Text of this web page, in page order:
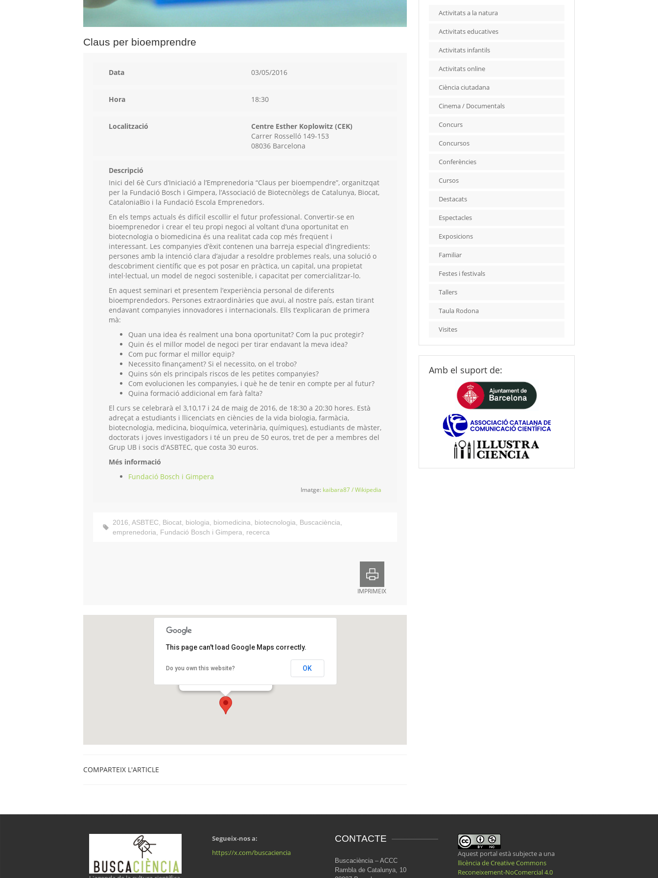
Claus per bioemprendre
Data 03/05/2016
Hora 18:30
Localització
Centre Esther Koplowitz (CEK)
Carrer Rosselló 149-153
08036 Barcelona
Descripció
Inici del 6è Curs d’Iniciació a l’Emprenedoria “Claus per bioempendre”, organitzqat
per la Fundació Bosch i Gimpera, l’Associació de Biotecnòlegs de Catalunya, Biocat,
CataloniaBio i la Fundació Escola Emprenedors.
En els temps actuals és difícil escollir el futur professional. Convertir-se en
bioemprenedor i crear el teu propi negoci al voltant d’una oportunitat en
biotecnologia o biomedicina és una realitat cada cop més freqüent i
interessant. Les companyies d’èxit contenen una barreja especial d’ingredients:
persones amb la intenció clara d’ajudar a resoldre problemes reals, una solució o
descobriment científic que es pot posar en pràctica, un capital, una propietat
intel·lectual, un model de negoci sostenible, i capacitat per comercialitzar-lo.
En aquest seminari et presentem l’experiència personal de diferents
bioemprendedors. Persones extraordinàries que avui, al nostre país, estan tirant
endavant companyies innovadores i internacionals. Ells t’explicaran de primera
mà:
Quan una idea és realment una bona oportunitat? Com la puc protegir?
Quin és el millor model de negoci per tirar endavant la meva idea?
Com puc formar el millor equip?
Necessito finançament? Si el necessito, on el trobo?
Quins són els principals riscos de les petites companyies?
Com evolucionen les companyies, i què he de tenir en compte per al futur?
Quina formació addicional em farà falta?
El curs se celebrarà el 3,10,17 i 24 de maig de 2016, de 18:30 a 20:30 hores. Està
adreçat a estudiants i llicenciats en ciències de la vida biologia, farmàcia,
biotecnologia, medicina, bioquímica, veterinària, químiques), estudiants de màster,
doctorats i joves investigadors i té un preu de 50 euros, tret de per a membres del
Grup UB i socis d’ASBTEC, que costa 30 euros.
Més informació
Fundació Bosch i Gimpera
Imatge: kaibara87 / Wikipedia
2016, ASBTEC, Biocat, biologia, biomedicina, biotecnologia, Buscaciència,
emprenedoria, Fundació Bosch i Gimpera, recerca
IMPRIMEIX
Carrer Rosselló 149-153
This page can't load Google Maps correctly.
Do you own this website? OK
COMPARTEIX L'ARTICLE
Activitats a la natura
Activitats educatives
Activitats infantils
Activitats online
Ciència ciutadana
Cinema / Documentals
Concurs
Concursos
Conferències
Cursos
Destacats
Espectacles
Exposicions
Familiar
Festes i festivals
Tallers
Taula Rodona
Visites
Amb el suport de:
Segueix-nos a:
https://x.com/buscaciencia
CONTACTE
Buscaciència – ACCC
Rambla de Catalunya, 10
Aquest portal està subjecte a una
llicència de Creative Commons
Reconeixement-NoComercial 4.0